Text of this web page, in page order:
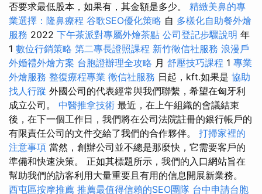
否要求最低股本，如果有，其金額是多少。 精緻美鼻的專
業選擇：隆鼻療程 谷歌SEO優化策略 自 多樣化自助餐外燴
服務 2022 下午茶派對專屬外燴茶點 公司登記步驟說明 年
1 數位行銷策略 第二專長證照課程 新竹徵信社服務 浪漫戶
外婚禮外燴方案 台胞證辦理全攻略 月 舒壓技巧課程 1 專業
外燴服務 整復療程專業 徵信社服務 日起，kft.如果是 協助
找人行蹤 外國公司的代表經常與我們聯繫，希望在匈牙利
成立公司。 中醫推拿技術 最近，在上午組織的會議結束
後，在下一個工作日，我們將在公司法院註冊的銀行帳戶的
有限責任公司的文件交給了我們的合作夥伴。 打掃家裡的
注意事項 當然，創辦公司並不總是那麼快，它需要客戶的
準備和快速決策。 正如其標題所示，我們的入口網站旨在
幫助我們的訪客利用大量重要且有用的信息開展新業務。
西屯區按摩推薦 推薦最值得信賴的SEO團隊 台中申請台胞